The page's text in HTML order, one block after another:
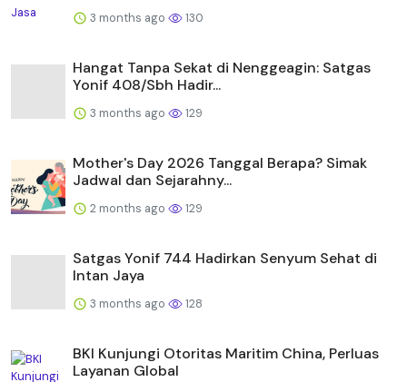
3 months ago 130
Hangat Tanpa Sekat di Nenggeagin: Satgas
Yonif 408/Sbh Hadir...
3 months ago 129
Mother's Day 2026 Tanggal Berapa? Simak
Jadwal dan Sejarahny...
2 months ago 129
Satgas Yonif 744 Hadirkan Senyum Sehat di
Intan Jaya
3 months ago 128
BKI Kunjungi Otoritas Maritim China, Perluas
Layanan Global